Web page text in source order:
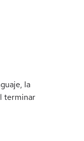
la
terminar